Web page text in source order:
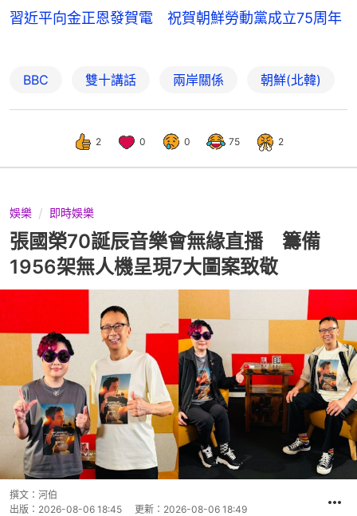
習近平向金正恩發賀電 祝賀朝鮮勞動黨成立75周年
BBC 雙十講話 兩岸關係 朝鮮(北韓)
2 0 0 75 2
娛樂 即時娛樂
張國榮70誕辰音樂會無緣直播 籌備
1956架無人機呈現7大圖案致敬
撰文： 河伯
出版： 2026-08-06 18:45 更新： 2026-08-06 18:49